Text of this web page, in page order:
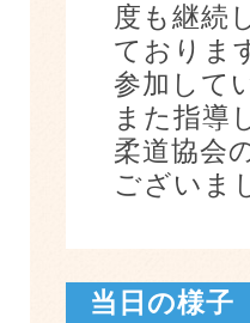
度も継続
ておりま
参加して
また指導
柔道協会
ございま
当日の様子